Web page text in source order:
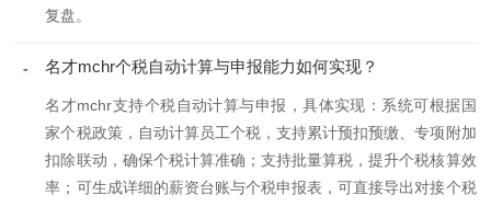
复盘。
- 名才mchr个税自动计算与申报能力如何实现？
名才mchr支持个税自动计算与申报，具体实现：系统可根据国
家个税政策，自动计算员工个税，支持累计预扣预缴、专项附加
扣除联动，确保个税计算准确；支持批量算税，提升个税核算效
率；可生成详细的薪资台账与个税申报表，可直接导出对接个税